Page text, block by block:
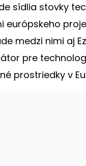
sídlia stovky
európskeho
medzi nimi aj
pre
prostriedky v